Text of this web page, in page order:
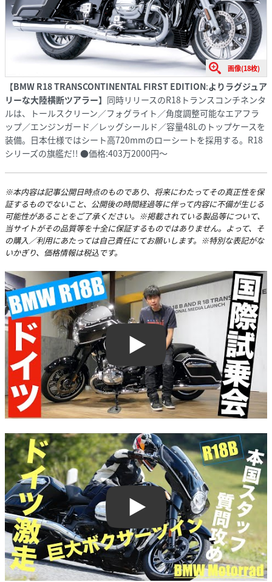
画像(18枚)
【BMW R18 TRANSCONTINENTAL FIRST EDITION:よりラグジュア
リーな大陸横断ツアラー】 同時リリースのR18トランスコンチネンタ
ルは、トールスクリーン／フォグライト／角度調整可能なエアフラ
ップ／エンジンガード／レッグシールド／容量48Lのトップケースを
装備。日本仕様ではシート高720mmのローシートを採用する。R18
シリーズの旗艦だ!! ●価格:403万2000円～
※本内容は記事公開日時点のものであり、将来にわたってその真正性を保
証するものでないこと、公開後の時間経過等に伴って内容に不備が生じる
可能性があることをご了承ください。※掲載されている製品等について、
当サイトがその品質等を十全に保証するものではありません。よって、そ
の購入／利用にあたっては自己責任にてお願いします。※特別な表記がな
いかぎり、価格情報は税込です。
Play
Play